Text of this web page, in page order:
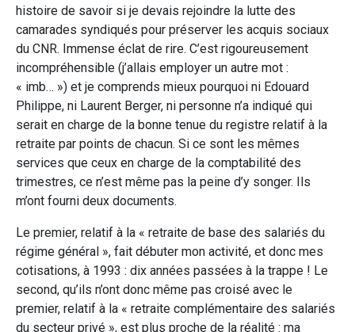
histoire de savoir si je devais rejoindre la lutte des
camarades syndiqués pour préserver les acquis sociaux
du CNR. Immense éclat de rire. C’est rigoureusement
incompréhensible (j’allais employer un autre mot :
« imb… ») et je comprends mieux pourquoi ni Edouard
Philippe, ni Laurent Berger, ni personne n’a indiqué qui
serait en charge de la bonne tenue du registre relatif à la
retraite par points de chacun. Si ce sont les mêmes
services que ceux en charge de la comptabilité des
trimestres, ce n’est même pas la peine d’y songer. Ils
m’ont fourni deux documents.
Le premier, relatif à la « retraite de base des salariés du
régime général », fait débuter mon activité, et donc mes
cotisations, à 1993 : dix années passées à la trappe ! Le
second, qu’ils n’ont donc même pas croisé avec le
premier, relatif à la « retraite complémentaire des salariés
du secteur privé », est plus proche de la réalité : ma